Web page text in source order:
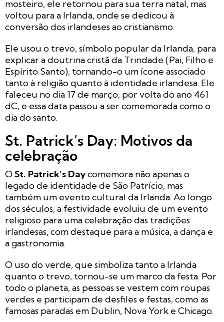
mosteiro, ele retornou para sua terra natal, mas
voltou para a Irlanda, onde se dedicou à
conversão dos irlandeses ao cristianismo.
Ele usou o trevo, símbolo popular da Irlanda, para
explicar a doutrina cristã da Trindade (Pai, ​​Filho e
Espírito Santo), tornando-o um ícone associado
tanto à religião quanto à identidade irlandesa. Ele
faleceu no dia 17 de março, por volta do ano 461
dC, e essa data passou a ser comemorada como o
dia do santo.
St. Patrick’s Day: Motivos da
celebração
OSt. Patrick’s Daycomemora não apenas o
legado de identidade de São Patrício, mas
também um evento cultural da Irlanda. Ao longo
dos séculos, a festividade evoluiu de um evento
religioso para uma celebração das tradições
irlandesas, com destaque para a música, a dança e
a gastronomia.
O uso do verde, que simboliza tanto a Irlanda
quanto o trevo, tornou-se um marco da festa. Por
todo o planeta, as pessoas se vestem com roupas
verdes e participam de desfiles e festas, como as
famosas paradas em Dublin, Nova York e Chicago.